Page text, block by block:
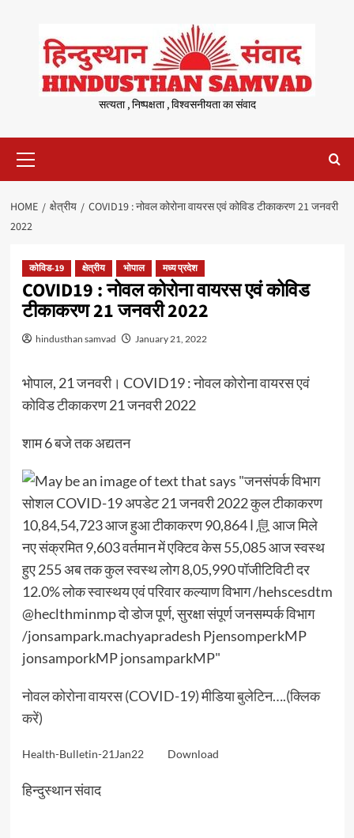
content
सत्यता , निष्पक्षता , विश्वसनीयता का संवाद
Menu
HOME क्षेत्रीय
COVID19 : नोवल कोरोना वायरस एवं कोविड टीकाकरण 21 जनवरी
2022
कोविड-19 क्षेत्रीय भोपाल मध्य प्रदेश
COVID19 : नोवल कोरोना वायरस एवं कोविड
टीकाकरण 21 जनवरी 2022
hindusthan samvad January 21, 2022
भोपाल, 21 जनवरी। COVID19 : नोवल कोरोना वायरस एवं
कोविड टीकाकरण 21 जनवरी 2022
शाम 6 बजे तक अद्यतन
नोवल कोरोना वायरस (COVID-19) मीडिया बुलेटिन….(क्लिक
करें)
Health-Bulletin-21Jan22 Download
हिन्दुस्थान संवाद